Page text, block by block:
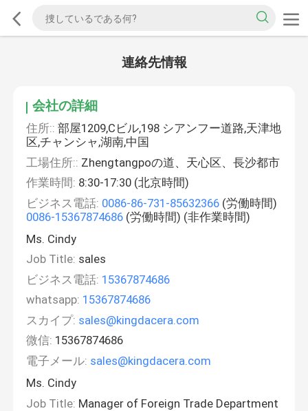
連絡先情報
会社の詳細
住所:: 部屋1209,Cビル,198 シアンフー道路,天津地
区,チャンシャ,湖南,中国
工場住所:: Zhengtangpoの道、天心区、長沙都市
作業時間: 8:30-17:30 (北京時間)
ビジネス電話: 0086-86-731-85632366 (労働時間)
0086-15367874686 (労働時間) (非作業時間)
Ms. Cindy
Job Title: sales
ビジネス電話: 15367874686
whatsapp: 15367874686
スカイプ: sales@kingdacera.com
微信: 15367874686
電子メール: sales@kingdacera.com
Ms. Cindy
Job Title: Manager of Foreign Trade Department